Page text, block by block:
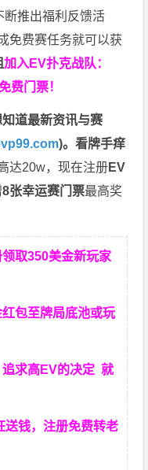
断推出福利反馈活
免费赛任务就可以获
加入EV扑克战队：
费门票！
知道最新资讯与赛
)。看牌手痒
达20w，现在注册EV
8张幸运赛门票最高奖
取350美金新玩家
包至牌局底池或玩
追求高EV的决定就
送钱，注册免费转老